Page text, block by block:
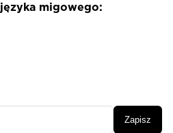
migowego:
Zapisz